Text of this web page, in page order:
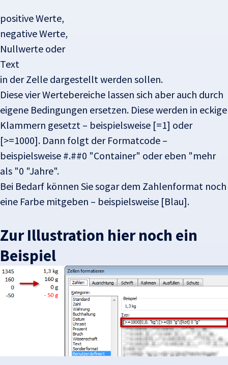
positive Werte,
negative Werte,
Nullwerte oder
Text
in der Zelle dargestellt werden sollen.
Diese vier Wertebereiche lassen sich aber auch durch
eigene Bedingungen ersetzen. Diese werden in eckige
Klammern gesetzt – beispielsweise [=1] oder
[>=1000]. Dann folgt der Formatcode –
beispielsweise #.##0 "Container" oder eben "mehr
als "0 "Jahre".
Bei Bedarf können Sie sogar dem Zahlenformat noch
eine Farbe mitgeben – beispielsweise [Blau].
Zur Illustration hier noch ein
Beispiel